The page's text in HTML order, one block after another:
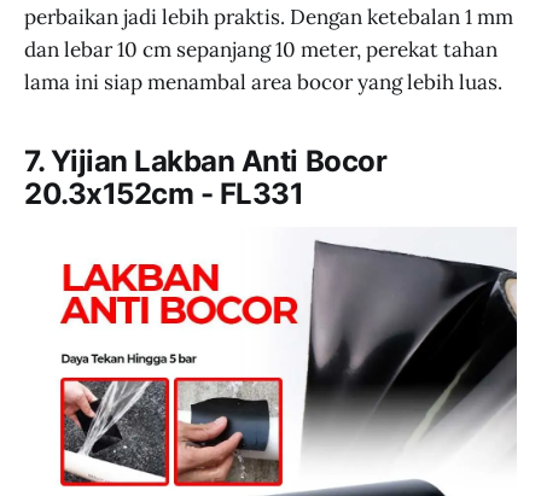
perbaikan jadi lebih praktis. Dengan ketebalan 1 mm
dan lebar 10 cm sepanjang 10 meter, perekat tahan
lama ini siap menambal area bocor yang lebih luas.
7. Yijian Lakban Anti Bocor
20.3x152cm - FL331